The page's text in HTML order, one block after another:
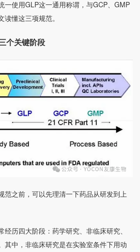
一使用GLP这一通用称谓，与GCP、GMP
懂这三项规范。
个关键阶段
范之前，可以先理清一下药品从研发到上
经历四大阶段：药学研究、非临床研究、
其中，非临床研究是在实验室条件下用动